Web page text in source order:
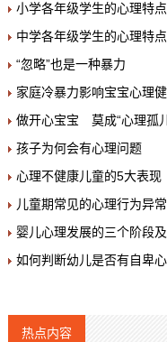
小学各年级学生的心理特
中学各年级学生的心理特
“忽略”也是一种暴力
家庭冷暴力影响宝宝心理
做开心宝宝 莫成“心理孤
孩子为何会有心理问题
心理不健康儿童的5大表现
儿童期常见的心理行为异常
婴儿心理发展的三个阶段
如何判断幼儿是否有自卑
热点内容